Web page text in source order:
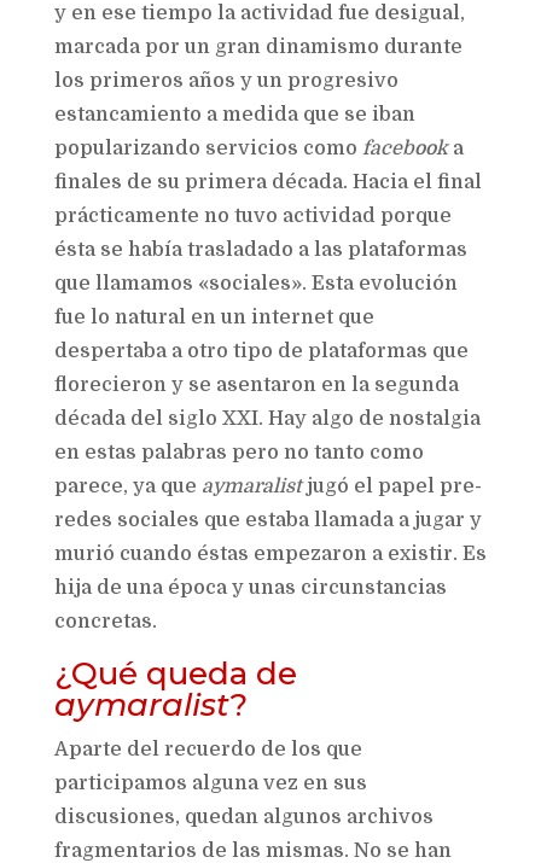
y en ese tiempo la actividad fue desigual,
marcada por un gran dinamismo durante
los primeros años y un progresivo
estancamiento a medida que se iban
popularizando servicios como facebooka
finales de su primera década. Hacia el final
prácticamente no tuvo actividad porque
ésta se había trasladado a las plataformas
que llamamos «sociales». Esta evolución
fue lo natural en un internet que
despertaba a otro tipo de plataformas que
florecieron y se asentaron en la segunda
década del siglo XXI. Hay algo de nostalgia
en estas palabras pero no tanto como
parece, ya que aymaralistjugó el papel pre-
redes sociales que estaba llamada a jugar y
murió cuando éstas empezaron a existir. Es
hija de una época y unas circunstancias
concretas.
¿Qué queda de
aymaralist?
Aparte del recuerdo de los que
participamos alguna vez en sus
discusiones, quedan algunos archivos
fragmentarios de las mismas. No se han